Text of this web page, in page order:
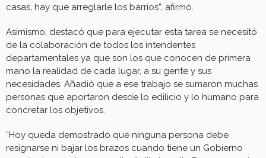
casas, hay que arreglarle los barrios”, afirmó.
Asimismo, destacó que para ejecutar esta tarea se necesitó
de la colaboración de todos los intendentes
departamentales ya que son los que conocen de primera
mano la realidad de cada lugar, a su gente y sus
necesidades. Añadió que a ese trabajo se sumaron muchas
personas que aportaron desde lo edilicio y lo humano para
concretar los objetivos.
“Hoy queda demostrado que ninguna persona debe
resignarse ni bajar los brazos cuando tiene un Gobierno